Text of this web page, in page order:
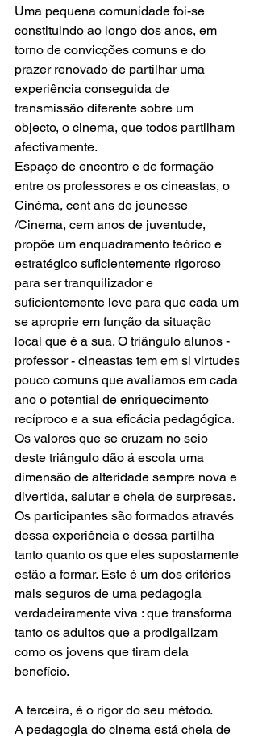
Uma pequena comunidade foi-se
constituindo ao longo dos anos, em
torno de convicções comuns e do
prazer renovado de partilhar uma
experiência conseguida de
transmissão diferente sobre um
objecto, o cinema, que todos partilham
afectivamente.
Espaço de encontro e de formação
entre os professores e os cineastas, o
Cinéma, cent ans de jeunesse
/Cinema, cem anos de juventude,
propõe um enquadramento teórico e
estratégico suficientemente rigoroso
para ser tranquilizador e
suficientemente leve para que cada um
se aproprie em função da situação
local que é a sua. O triângulo alunos -
professor - cineastas tem em si virtudes
pouco comuns que avaliamos em cada
ano o potential de enriquecimento
recíproco e a sua eficácia pedagógica.
Os valores que se cruzam no seio
deste triângulo dão á escola uma
dimensão de alteridade sempre nova e
divertida, salutar e cheia de surpresas.
Os participantes são formados através
dessa experiência e dessa partilha
tanto quanto os que eles supostamente
estão a formar. Este é um dos critérios
mais seguros de uma pedagogia
verdadeiramente viva : que transforma
tanto os adultos que a prodigalizam
como os jovens que tiram dela
benefício.
A terceira, é o rigor do seu método.
A pedagogia do cinema está cheia de